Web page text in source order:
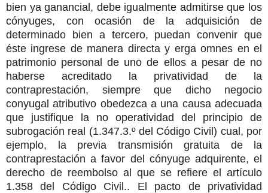
bien ya ganancial, debe igualmente admitirse que los
cónyuges, con ocasión de la adquisición de
determinado bien a tercero, puedan convenir que
éste ingrese de manera directa y erga omnes en el
patrimonio personal de uno de ellos a pesar de no
haberse acreditado la privatividad de la
contraprestación, siempre que dicho negocio
conyugal atributivo obedezca a una causa adecuada
que justifique la no operatividad del principio de
subrogación real (1.347.3.º del Código Civil) cual, por
ejemplo, la previa transmisión gratuita de la
contraprestación a favor del cónyuge adquirente, el
derecho de reembolso al que se refiere el artículo
1.358 del Código Civil.. El pacto de privatividad